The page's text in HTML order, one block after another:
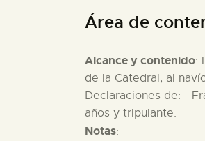
Área de
Alcance y contenido:
de la Catedral, al
Declaraciones de: -
años y tripulante.
Notas: